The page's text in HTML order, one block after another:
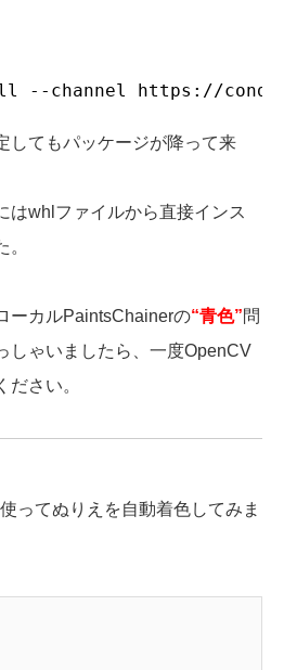
--channel https://
してもパッケージが降って来
はwhlファイルから直接インス
ーカルPaintsChainerの“青色”問
しゃいましたら、一度OpenCV
さい。
ってぬりえを自動着色してみま